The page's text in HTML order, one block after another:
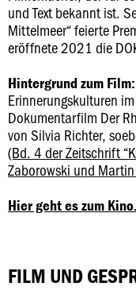
und Text bekannt ist.
Mittelmeer“ feierte
eröffnete 2021 die
Hintergrund zum Film:
Erinnerungskulturen
Dokumentarfilm Der
von Silvia Richter,
(Bd. 4 der Zeitschrift
Zaborowski und
Hier geht es zum Kino.
FILM UND